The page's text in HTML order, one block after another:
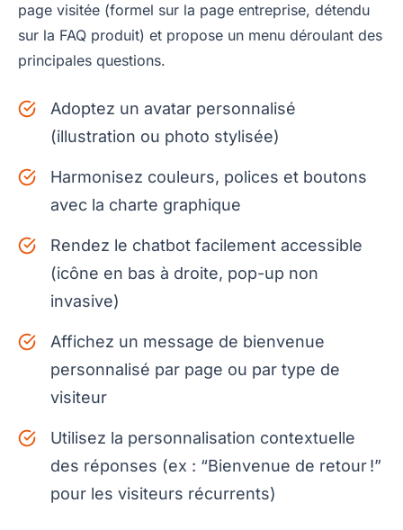
page visitée (formel sur la page entreprise, détendu
sur la FAQ produit) et propose un menu déroulant des
principales questions.
Adoptez un avatar personnalisé
(illustration ou photo stylisée)
Harmonisez couleurs, polices et boutons
avec la charte graphique
Rendez le chatbot facilement accessible
(icône en bas à droite, pop-up non
invasive)
Affichez un message de bienvenue
personnalisé par page ou par type de
visiteur
Utilisez la personnalisation contextuelle
des réponses (ex : “Bienvenue de retour !”
pour les visiteurs récurrents)